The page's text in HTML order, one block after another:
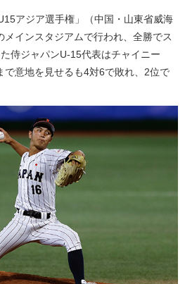
アジア選手権」（中国・山東省威海
インスタジアムで行われ、全勝でス
侍ジャパンU-15代表はチャイニー
で意地を見せるも4対6で敗れ、2位で